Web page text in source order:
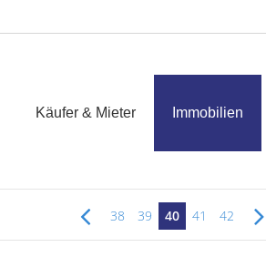
Käufer & Mieter Immobilien
38 39 40 41 42